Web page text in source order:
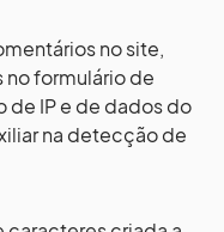
no site,
formulário de
de IP e de dados do
na detecção de